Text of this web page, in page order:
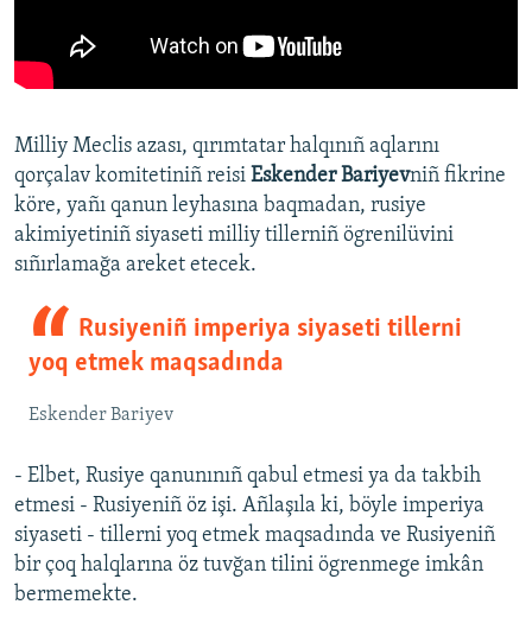
Milliy Meclis azası, qırımtatar halqınıñ aqlarını
qorçalav komitetiniñ reisi Eskender Bariyevniñ fikrine
köre, yañı qanun leyhasına baqmadan, rusiye
akimiyetiniñ siyaseti milliy tillerniñ ögrenilüvini
sıñırlamağa areket etecek.
Rusiyeniñ imperiya siyaseti tillerni
yoq etmek maqsadında
Eskender Bariyev
- Elbet, Rusiye qanunınıñ qabul etmesi ya da takbih
etmesi - Rusiyeniñ öz işi. Añlaşıla ki, böyle imperiya
siyaseti - tillerni yoq etmek maqsadında ve Rusiyeniñ
bir çoq halqlarına öz tuvğan tilini ögrenmege imkân
bermemekte.